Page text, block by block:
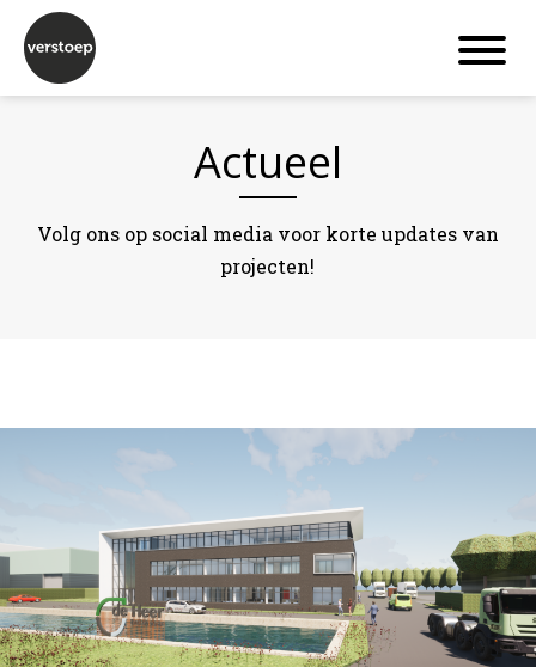
Actueel
Volg ons op social media voor korte updates van
projecten!